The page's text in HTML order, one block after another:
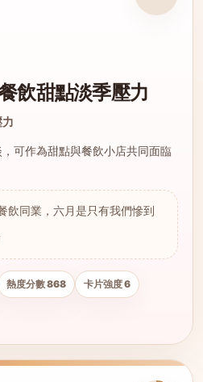
飲甜點淡季壓力
可作為甜點與餐飲小店共同面臨
飲同業，六月是只有我們慘到
熱度分數 868 卡片強度 6